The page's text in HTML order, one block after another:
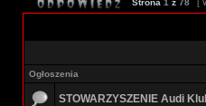
Strona 1 z 78 [
Ogłoszenia
STOWARZYSZENIE Audi